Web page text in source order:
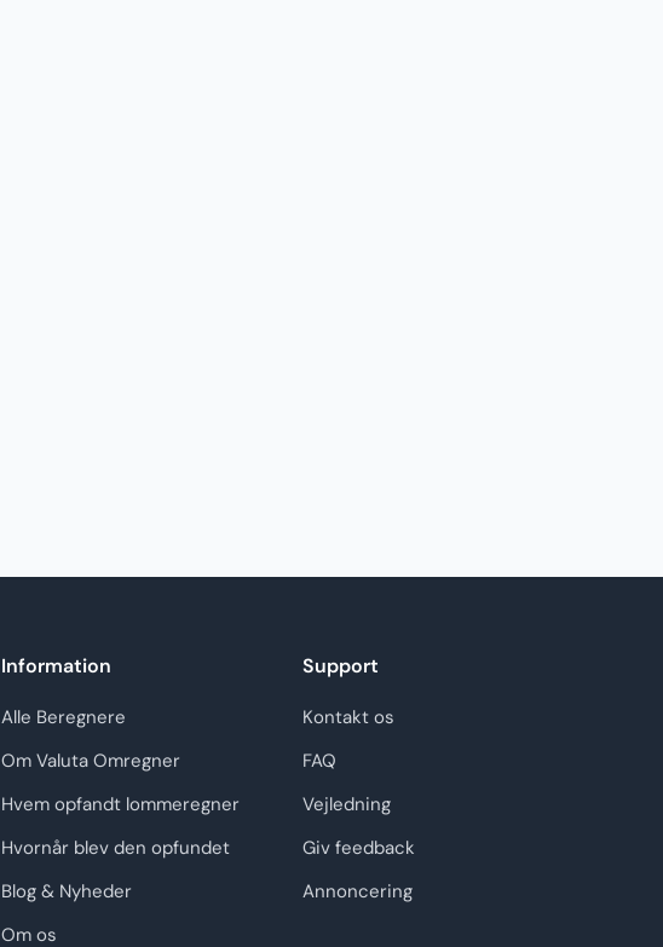
Information
Alle Beregnere
Om Valuta Omregner
Hvem opfandt lommeregner
Hvornår blev den opfundet
Blog & Nyheder
Om os
Support
Kontakt os
FAQ
Vejledning
Giv feedback
Annoncering